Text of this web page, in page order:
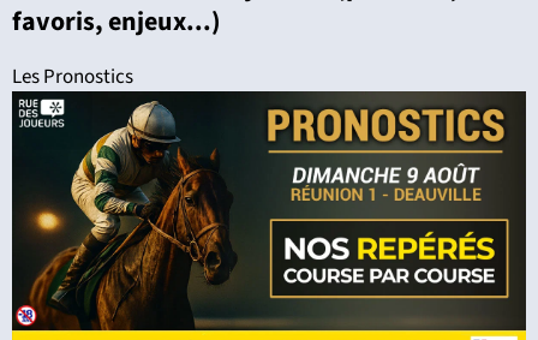
favoris, enjeux...)
Les Pronostics